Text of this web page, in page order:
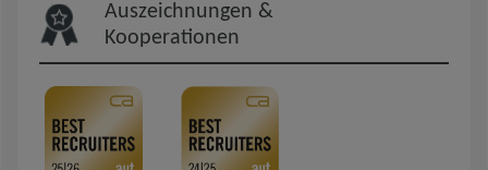
Auszeichnungen &
Kooperationen